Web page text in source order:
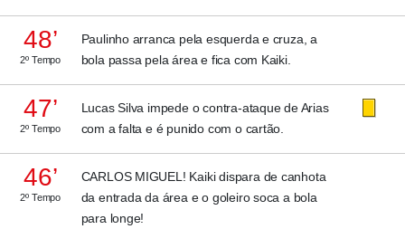
48’
2º Tempo
Paulinho arranca pela esquerda e cruza, a
bola passa pela área e fica com Kaiki.
47’
2º Tempo
Lucas Silva impede o contra-ataque de Arias
com a falta e é punido com o cartão.
46’
2º Tempo
CARLOS MIGUEL! Kaiki dispara de canhota
da entrada da área e o goleiro soca a bola
para longe!